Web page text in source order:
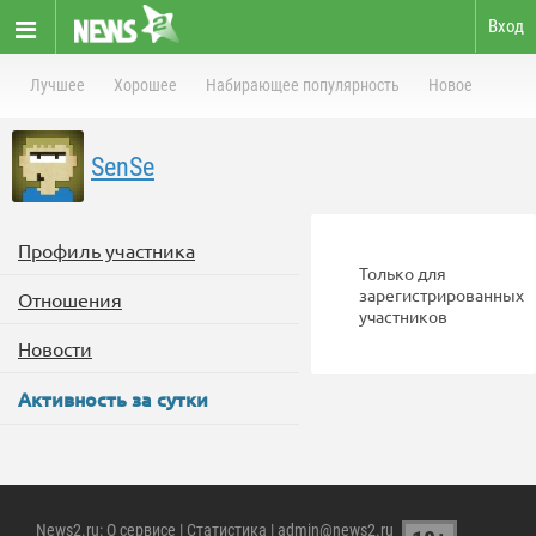
Вход
Лучшее Хорошее Набирающее популярность Новое
SenSe
Профиль участника
Отношения
Новости
Активность за сутки
Только для
зарегистрированных
участников
News2.ru: О сервисе | Статистика | admin@news2.ru